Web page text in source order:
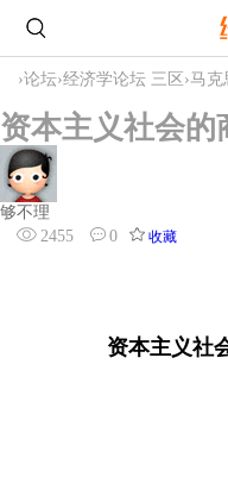
›论坛›经济学论坛 三区 ›马克
资本主义社会的
够不理
2455
0 收藏
资本主义社